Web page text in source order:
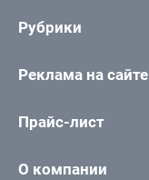
Рубрики
Реклама на сайте
Прайс-лист
О компании